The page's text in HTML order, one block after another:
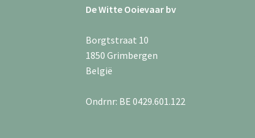
De Witte Ooievaar bv
Borgtstraat 10
1850 Grimbergen
België
Ondrnr: BE 0429.601.122